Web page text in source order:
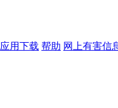
应用下载 帮助 网上有害信